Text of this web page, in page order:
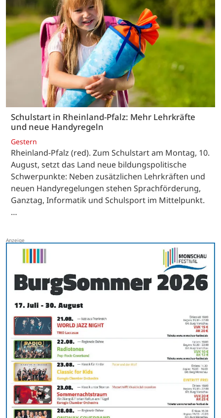
Schulstart in Rheinland-Pfalz: Mehr Lehrkräfte
und neue Handyregeln
Gestern
Rheinland-Pfalz (red). Zum Schulstart am Montag, 10.
August, setzt das Land neue bildungspolitische
Schwerpunkte: Neben zusätzlichen Lehrkräften und
neuen Handyregelungen stehen Sprachförderung,
Ganztag, Informatik und Schulsport im Mittelpunkt.
…